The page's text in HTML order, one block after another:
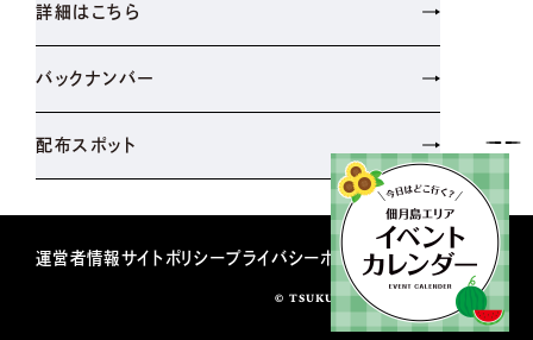
詳細はこちら
バックナンバー
配布スポット
運営者情報サイトポリシープライバシーポリシー
© TSUKUDATUKISHIMASHINBUN.